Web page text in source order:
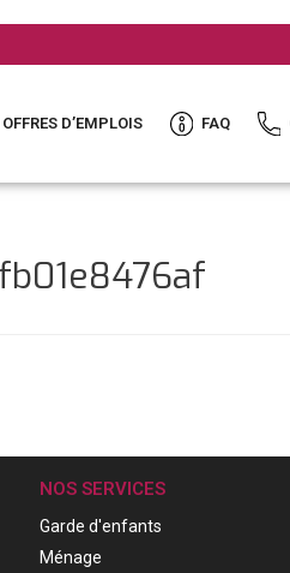
OFFRES D’EMPLOIS FAQ
NOS SERVICES
Garde d'enfants
Ménage